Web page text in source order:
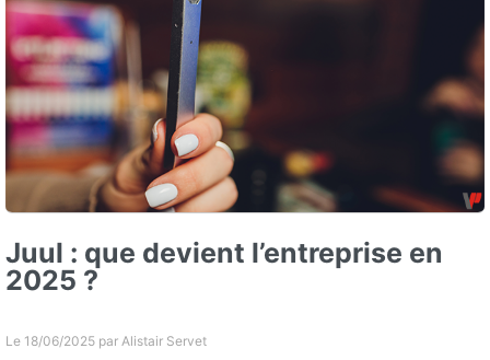
Juul : que devient l’entreprise en
2025 ?
Le 18/06/2025 par Alistair Servet